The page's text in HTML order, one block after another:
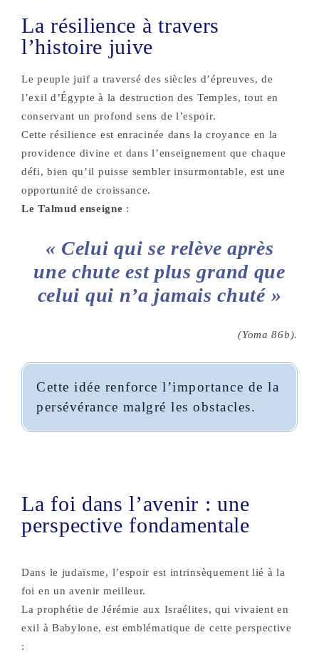
La résilience à travers
l’histoire juive
Le peuple juif a traversé des siècles d’épreuves, de
l’exil d’Égypte à la destruction des Temples, tout en
conservant un profond sens de l’espoir.
Cette résilience est enracinée dans la croyance en la
providence divine et dans l’enseignement que chaque
défi, bien qu’il puisse sembler insurmontable, est une
opportunité de croissance.
Le Talmud enseigne :
« Celui qui se relève après
une chute est plus grand que
celui qui n’a jamais chuté »
(Yoma 86b).
Cette idée renforce l’importance de la
persévérance malgré les obstacles.
La foi dans l’avenir : une
perspective fondamentale
Dans le judaïsme, l’espoir est intrinsèquement lié à la
foi en un avenir meilleur.
La prophétie de Jérémie aux Israélites, qui vivaient en
exil à Babylone, est emblématique de cette perspective
: